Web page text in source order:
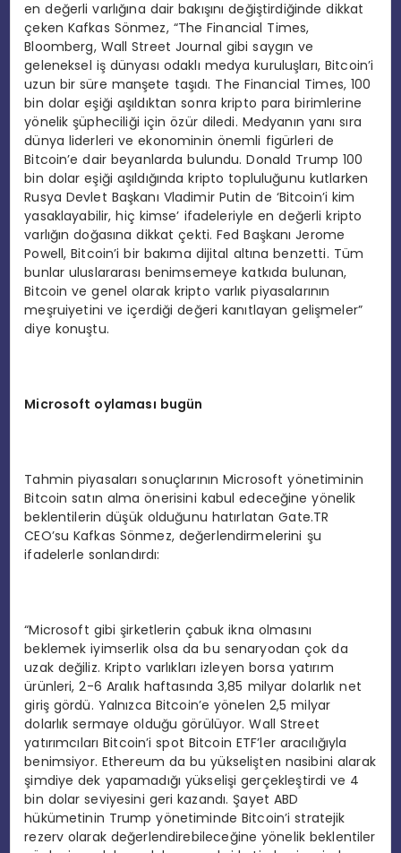
en değerli varlığına dair bakışını değiştirdiğinde dikkat
çeken Kafkas Sönmez, “The Financial Times,
Bloomberg, Wall Street Journal gibi saygın ve
geleneksel iş dünyası odaklı medya kuruluşları, Bitcoin’i
uzun bir süre manşete taşıdı. The Financial Times, 100
bin dolar eşiği aşıldıktan sonra kripto para birimlerine
yönelik şüpheciliği için özür diledi. Medyanın yanı sıra
dünya liderleri ve ekonominin önemli figürleri de
Bitcoin’e dair beyanlarda bulundu. Donald Trump 100
bin dolar eşiği aşıldığında kripto topluluğunu kutlarken
Rusya Devlet Başkanı Vladimir Putin de ‘Bitcoin’i kim
yasaklayabilir, hiç kimse’ ifadeleriyle en değerli kripto
varlığın doğasına dikkat çekti. Fed Başkanı Jerome
Powell, Bitcoin’i bir bakıma dijital altına benzetti. Tüm
bunlar uluslararası benimsemeye katkıda bulunan,
Bitcoin ve genel olarak kripto varlık piyasalarının
meşruiyetini ve içerdiği değeri kanıtlayan gelişmeler”
diye konuştu.
Microsoft oylaması bugün
Tahmin piyasaları sonuçlarının Microsoft yönetiminin
Bitcoin satın alma önerisini kabul edeceğine yönelik
beklentilerin düşük olduğunu hatırlatan Gate.TR
CEO’su Kafkas Sönmez, değerlendirmelerini şu
ifadelerle sonlandırdı:
“Microsoft gibi şirketlerin çabuk ikna olmasını
beklemek iyimserlik olsa da bu senaryodan çok da
uzak değiliz. Kripto varlıkları izleyen borsa yatırım
ürünleri, 2-6 Aralık haftasında 3,85 milyar dolarlık net
giriş gördü. Yalnızca Bitcoin’e yönelen 2,5 milyar
dolarlık sermaye olduğu görülüyor. Wall Street
yatırımcıları Bitcoin’i spot Bitcoin ETF’ler aracılığıyla
benimsiyor. Ethereum da bu yükselişten nasibini alarak
şimdiye dek yapamadığı yükselişi gerçekleştirdi ve 4
bin dolar seviyesini geri kazandı. Şayet ABD
hükümetinin Trump yönetiminde Bitcoin’i stratejik
rezerv olarak değerlendirebileceğine yönelik beklentiler